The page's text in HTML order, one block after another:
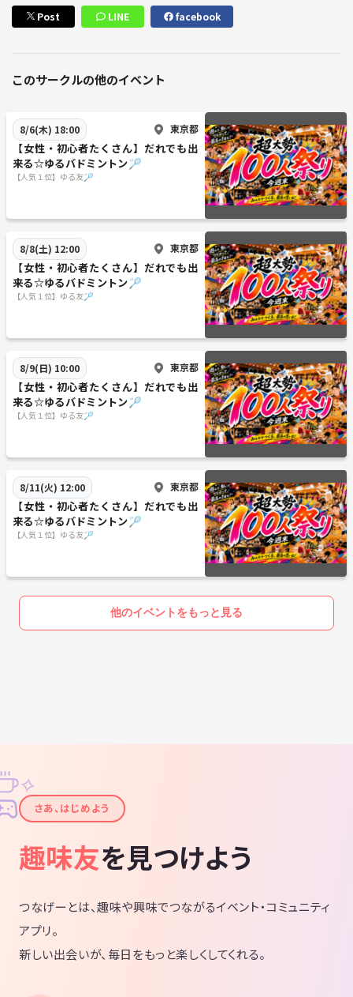
Post LINE facebook
このサークルの他のイベント
8/6(木) 18:00 東京都
【女性・初心者たくさん】だれでも出
来る☆ゆるバドミントン🏸
【人気１位】ゆる友🏸
8/8(土) 12:00 東京都
【女性・初心者たくさん】だれでも出
来る☆ゆるバドミントン🏸
【人気１位】ゆる友🏸
8/9(日) 10:00 東京都
【女性・初心者たくさん】だれでも出
来る☆ゆるバドミントン🏸
【人気１位】ゆる友🏸
8/11(火) 12:00 東京都
【女性・初心者たくさん】だれでも出
来る☆ゆるバドミントン🏸
【人気１位】ゆる友🏸
他のイベントをもっと見る
✦
✧
さあ、はじめよう
趣味友を見つけよう
つなげーとは、趣味や興味でつながるイベント・コミュニティ
アプリ。
新しい出会いが、毎日をもっと楽しくしてくれる。